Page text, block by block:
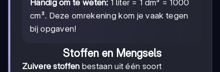
Handig om te weten: 1 liter = 1 dm³ = 1000
cm³. Deze omrekening kom je vaak tegen
bij opgaven!
Stoffen en Mengsels
Zuivere stoffen bestaan uit één soort